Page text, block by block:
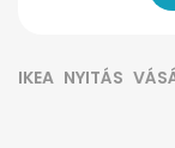
IKEA NYITÁS